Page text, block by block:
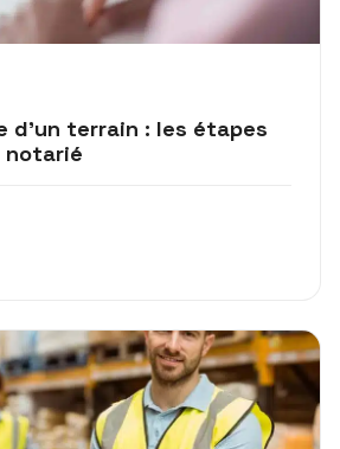
d’un terrain : les étapes
notarié